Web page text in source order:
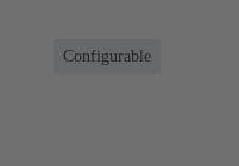
Configurable